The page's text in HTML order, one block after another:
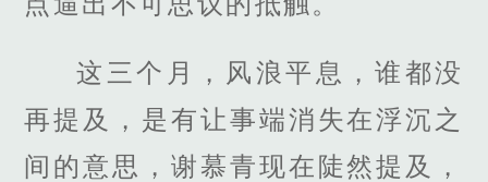
这三个月，风浪平息，谁都没
再提及，是有让事端消失在浮沉之
间的意思，谢慕青现在陡然提及，